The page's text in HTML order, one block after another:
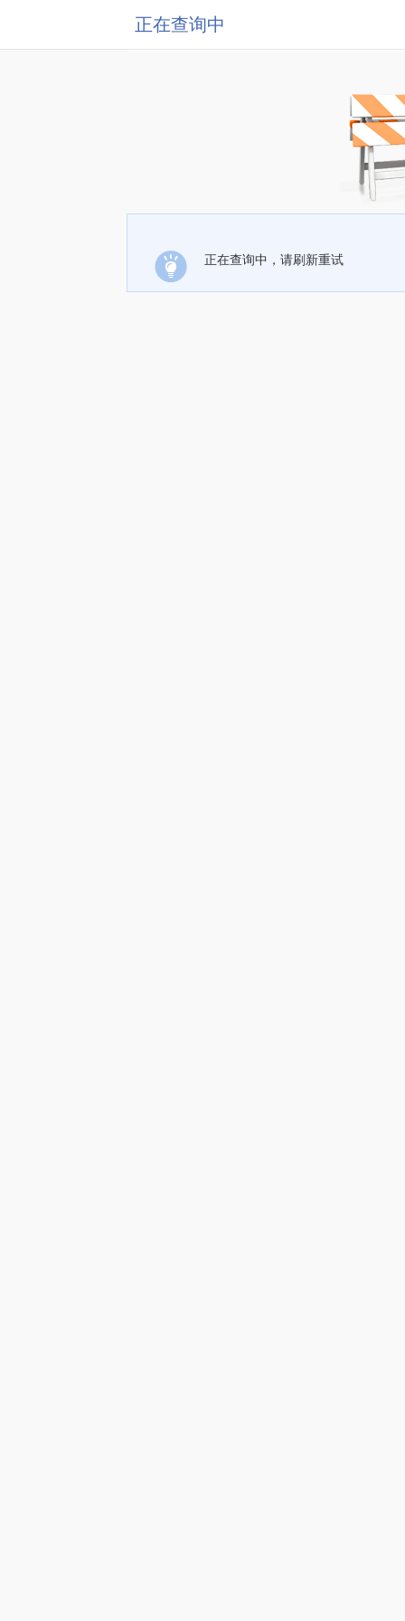
正在查询中
正在查询中，请刷新重试